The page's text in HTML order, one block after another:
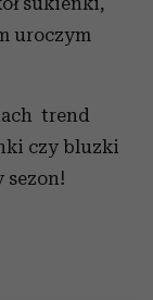
uroczym
trend
czy bluzki
sezon!